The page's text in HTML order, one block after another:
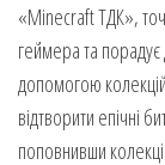
«Minecraft ТДК»,
геймера та
допомогою
відтворити епічні
поповнивши